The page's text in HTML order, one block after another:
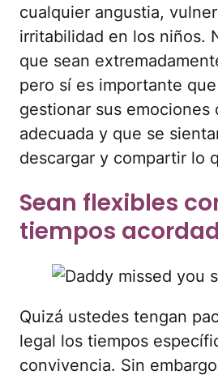
cualquier angustia,
irritabilidad en los niños.
que sean
pero sí es importante
gestionar sus emociones
adecuada y que se
descargar y compartir lo
Sean flexibles
tiempos
Quizá ustedes tengan
legal los tiempos
convivencia. Sin